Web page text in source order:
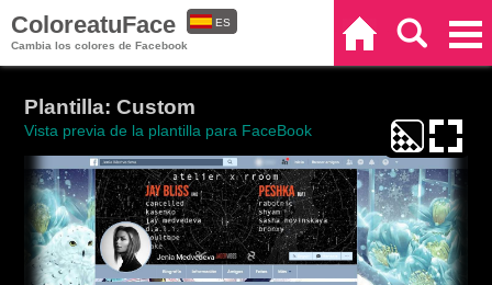
ColoreatuFace
Cambia los colores de Facebook
ES
Plantilla: Custom
Vista previa de la plantilla para FaceBook